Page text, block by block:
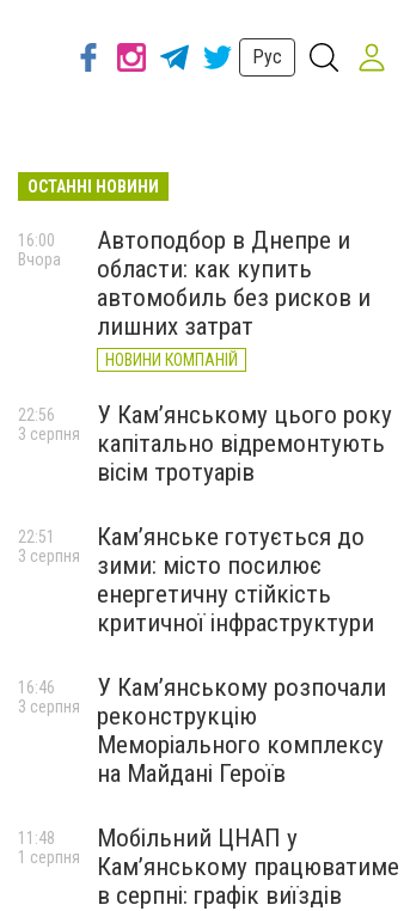
Рус
ОСТАННІ НОВИНИ
Автоподбор в Днепре и
области: как купить
автомобиль без рисков и
лишних затрат
НОВИНИ КОМПАНІЙ
16:00
Вчора
У Кам’янському цього року
капітально відремонтують
вісім тротуарів
22:56
3 серпня
Кам’янське готується до
зими: місто посилює
енергетичну стійкість
критичної інфраструктури
22:51
3 серпня
У Кам’янському розпочали
реконструкцію
Меморіального комплексу
на Майдані Героїв
16:46
3 серпня
Мобільний ЦНАП у
Кам’янському працюватиме
в серпні: графік виїздів
11:48
1 серпня